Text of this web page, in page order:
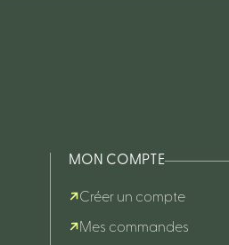
MON COMPTE
Créer un compte
Mes commandes